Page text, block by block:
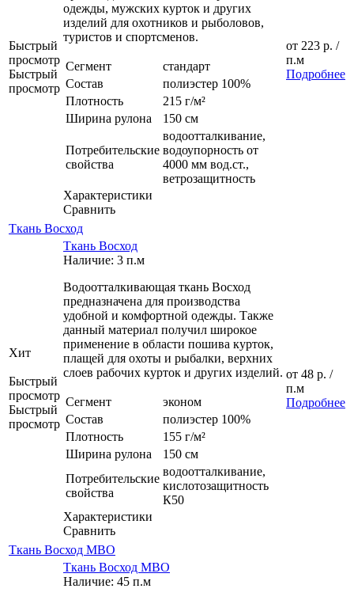
Быстрый
просмотр
Быстрый
просмотр
одежды, мужских курток и других
изделий для охотников и рыболовов,
туристов и спортсменов.
Сегмент
стандарт
Состав
полиэстер 100%
Плотность
215 г/м²
Ширина рулона
150 см
Потребительские
свойства
водоотталкивание,
водоупорность от
4000 мм вод.ст.,
ветрозащитность
Характеристики
Сравнить
от 223 р. /
п.м
Подробнее
Ткань Восход
Хит
Быстрый
просмотр
Быстрый
просмотр
Ткань Восход
Наличие: 3 п.м
Водоотталкивающая ткань Восход
предназначена для производства
удобной и комфортной одежды. Также
данный материал получил широкое
применение в области пошива курток,
плащей для охоты и рыбалки, верхних
слоев рабочих курток и других изделий.
Сегмент
эконом
Состав
полиэстер 100%
Плотность
155 г/м²
Ширина рулона
150 см
Потребительские
свойства
водоотталкивание,
кислотозащитность
К50
Характеристики
Сравнить
от 48 р. /
п.м
Подробнее
Ткань Восход МВО
Ткань Восход МВО
Наличие: 45 п.м